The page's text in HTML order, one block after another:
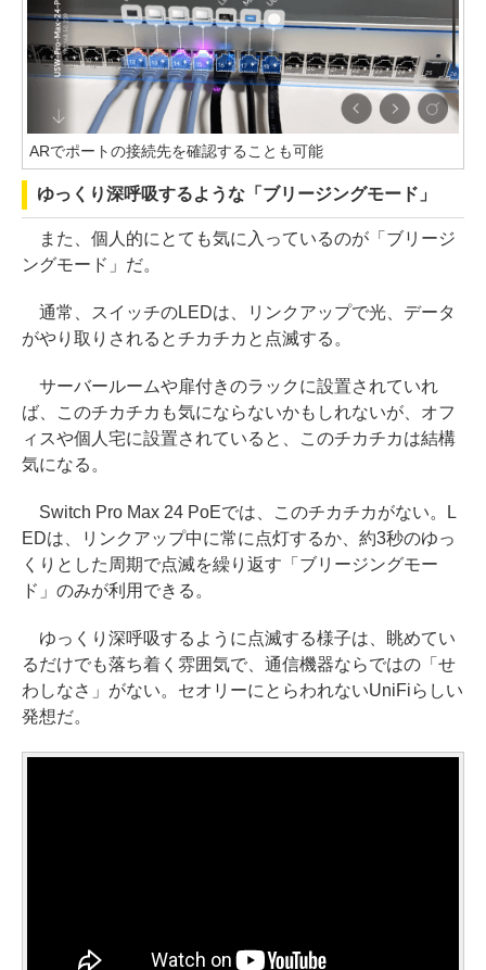
ARでポートの接続先を確認することも可能
ゆっくり深呼吸するような「ブリージングモード」
また、個人的にとても気に入っているのが「ブリージ
ングモード」だ。
通常、スイッチのLEDは、リンクアップで光、データ
がやり取りされるとチカチカと点滅する。
サーバールームや扉付きのラックに設置されていれ
ば、このチカチカも気にならないかもしれないが、オフ
ィスや個人宅に設置されていると、このチカチカは結構
気になる。
Switch Pro Max 24 PoEでは、このチカチカがない。L
EDは、リンクアップ中に常に点灯するか、約3秒のゆっ
くりとした周期で点滅を繰り返す「ブリージングモー
ド」のみが利用できる。
ゆっくり深呼吸するように点滅する様子は、眺めてい
るだけでも落ち着く雰囲気で、通信機器ならではの「せ
わしなさ」がない。セオリーにとらわれないUniFiらしい
発想だ。